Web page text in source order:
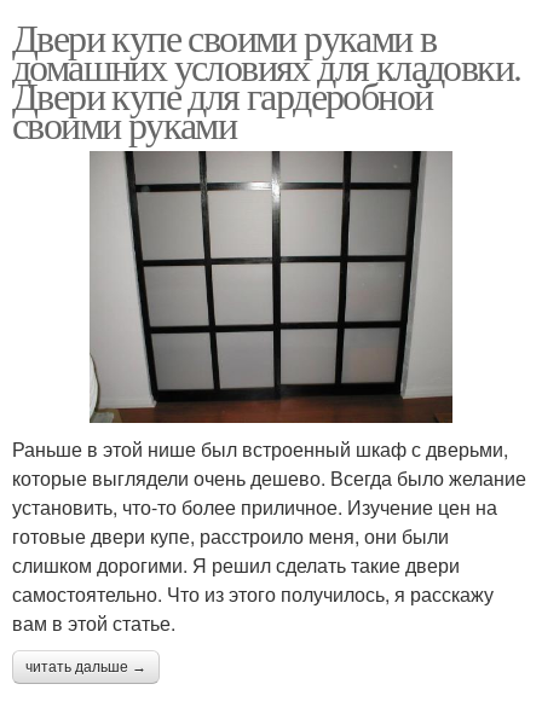
Двери купе своими руками в
домашних условиях для кладовки.
Двери купе для гардеробной
своими руками
Раньше в этой нише был встроенный шкаф с дверьми,
которые выглядели очень дешево. Всегда было желание
установить, что-то более приличное. Изучение цен на
готовые двери купе, расстроило меня, они были
слишком дорогими. Я решил сделать такие двери
самостоятельно. Что из этого получилось, я расскажу
вам в этой статье.
читать дальше →